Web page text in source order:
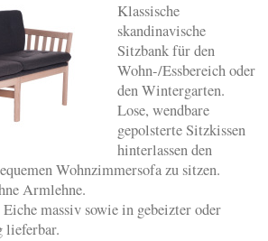
Klassische
skandinavische
Sitzbank für den
Wohn-/Essbereich oder
den Wintergarten.
Lose, wendbare
gepolsterte Sitzkissen
hinterlassen den
Wohnzimmersofa zu sitzen.
Armlehne.
massiv sowie in gebeizter oder
lieferbar.